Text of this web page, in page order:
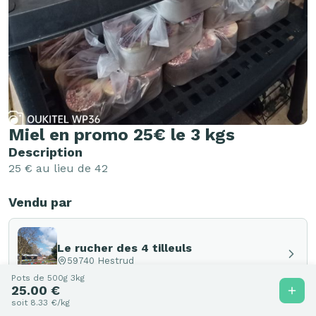
Miel en promo 25€ le 3 kgs
Description
25 € au lieu de 42
Vendu par
Le rucher des 4 tilleuls
59740 Hestrud
Pots de 500g 3kg
25.00 €
soit 8.33 €/kg